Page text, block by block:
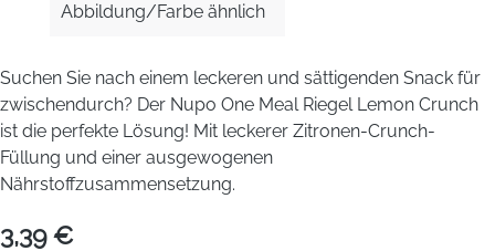
Abbildung/Farbe ähnlich
Suchen Sie nach einem leckeren und sättigenden Snack für
zwischendurch? Der Nupo One Meal Riegel Lemon Crunch
ist die perfekte Lösung! Mit leckerer Zitronen-Crunch-
Füllung und einer ausgewogenen
Nährstoffzusammensetzung.
3,39 €